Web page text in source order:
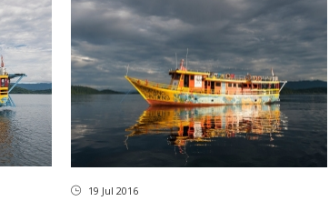
19 Jul 2016